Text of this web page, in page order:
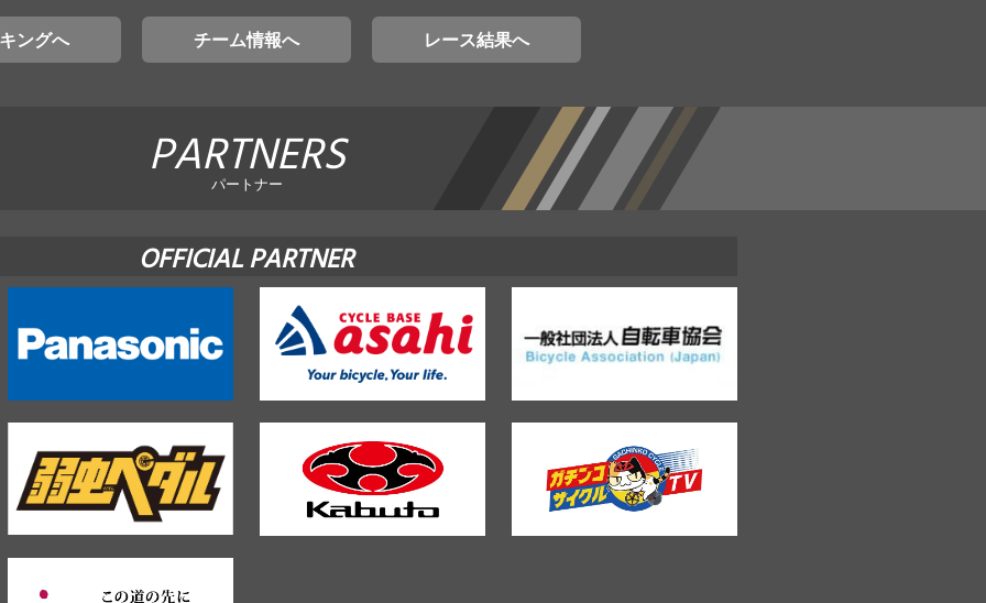
ングへ チーム情報へ レース結果へ
PARTNERS
パートナー
OFFICIAL PARTNER